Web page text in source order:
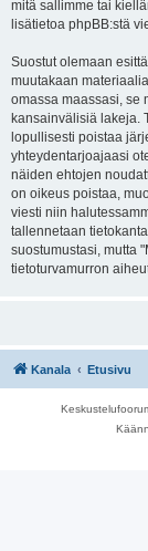
mitä sallimme tai
lisätietoa phpBB:stä
Suostut olemaan
muutakaan
omassa maassasi, se
kansainvälisiä lakeja.
lopullisesti poistaa
yhteydentarjoajaasi
näiden ehtojen
on oikeus poistaa,
viesti niin
tallennetaan
suostumustasi, mutta
tietoturvamurron
Kanala Etusivu